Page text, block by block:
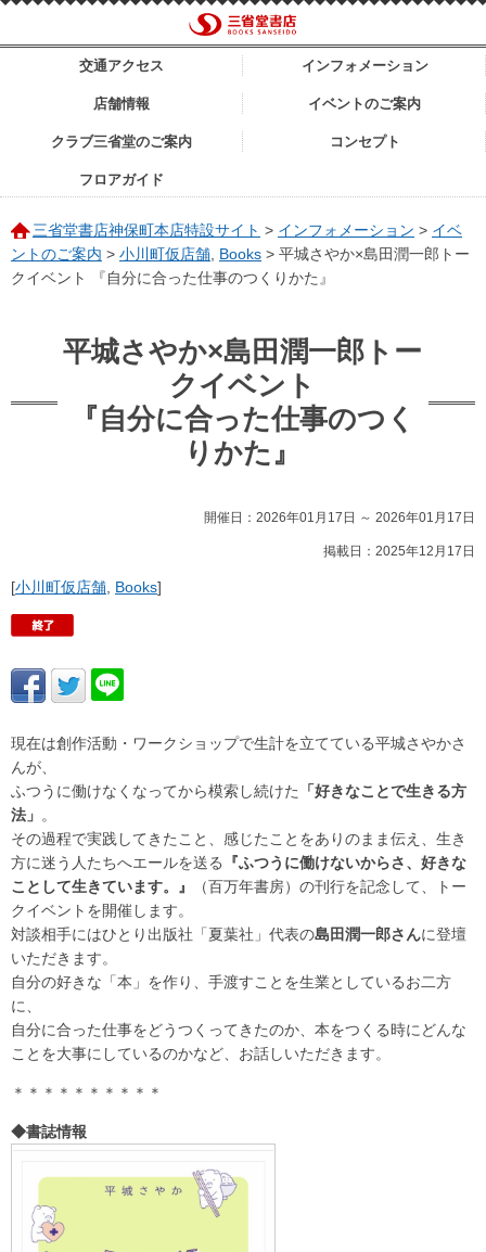
交通アクセス インフォメーション
店舗情報 イベントのご案内
クラブ三省堂のご案内 コンセプト
フロアガイド
三省堂書店神保町本店特設サイト > インフォメーション > イベ
ントのご案内 > 小川町仮店舗, Books > 平城さやか×島田潤一郎トー
クイベント 『自分に合った仕事のつくりかた』
平城さやか×島田潤一郎トー
クイベント
『自分に合った仕事のつく
りかた』
開催日：2026年01月17日 ～ 2026年01月17日
掲載日：2025年12月17日
[小川町仮店舗, Books]
現在は創作活動・ワークショップで生計を立てている平城さやかさ
んが、
ふつうに働けなくなってから模索し続けた
「好きなことで生きる方
法」 。
その過程で実践してきたこと、感じたことをありのまま伝え、生き
方に迷う人たちへエールを送る
『ふつうに働けないからさ、好きな
ことして生きています。』
（百万年書房）の刊行を記念して、トー
クイベントを開催します。
対談相手にはひとり出版社「夏葉社」代表の島田潤一郎さんに登壇
いただきます。
自分の好きな「本」を作り、手渡すことを生業としているお二方
に、
自分に合った仕事をどうつくってきたのか、本をつくる時にどんな
ことを大事にしているのかなど、お話しいただきます。
＊＊＊＊＊＊＊＊＊＊
◆書誌情報